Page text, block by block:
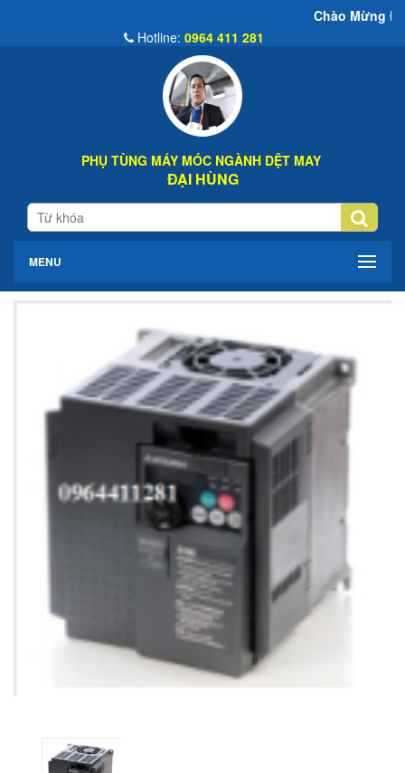
Chào Mừng Đến
Hotline: 0964 411 281
PHỤ TÙNG MÁY MÓC NGÀNH DỆT MAY
ĐẠI HÙNG
MENU